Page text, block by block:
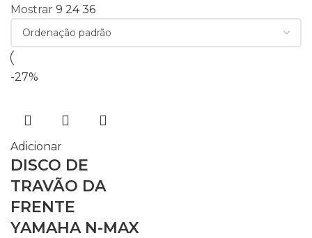
Mostrar 9 2436
-27%
Adicionar
DISCO DE
TRAVÃO DA
FRENTE
YAMAHA N-MAX